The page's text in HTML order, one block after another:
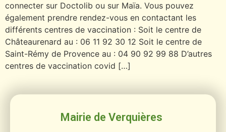
connecter sur Doctolib ou sur Maïa. Vous pouvez
également prendre rendez-vous en contactant les
différents centres de vaccination : Soit le centre de
Châteaurenard au : 06 11 92 30 12 Soit le centre de
Saint-Rémy de Provence au : 04 90 92 99 88 D’autres
centres de vaccination covid […]
Mairie de Verquières